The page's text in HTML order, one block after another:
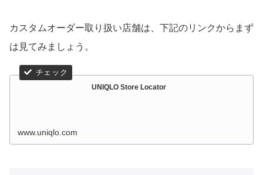
カスタムオーダー取り扱い店舗は、下記のリンクからまず
は見てみましょう。
UNIQLO Store Locator
www.uniqlo.com